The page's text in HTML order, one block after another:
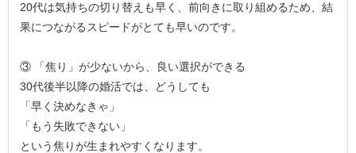
20代は気持ちの切り替えも早く、前向きに取り組めるため、結
果につながるスピードがとても早いのです。
③ 「焦り」が少ないから、良い選択ができる
30代後半以降の婚活では、どうしても
「早く決めなきゃ」
「もう失敗できない」
という焦りが生まれやすくなります。